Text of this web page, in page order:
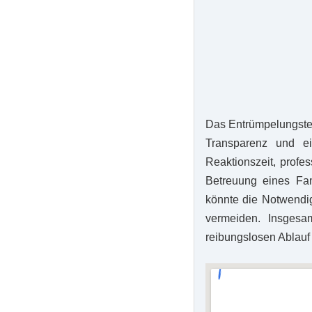
Das
Transparenz und
Reaktionszeit,
Betreuung eines
könnte die
vermeiden.
reibungslosen